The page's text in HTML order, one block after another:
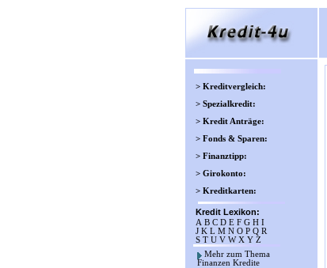
> Kreditvergleich:
> Spezialkredit:
> Kredit Anträge:
> Fonds & Sparen:
> Finanztipp:
> Girokonto:
> Kreditkarten:
Kredit Lexikon:
A B C D E F G H I
J K L M N O P Q R
S T U V WX Y Z
Mehr zum Thema
Finanzen Kredite